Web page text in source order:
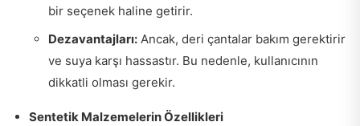
bir seçenek haline getirir.
Dezavantajları: Ancak, deri çantalar bakım gerektirir
ve suya karşı hassastır. Bu nedenle, kullanıcının
dikkatli olması gerekir.
Sentetik Malzemelerin Özellikleri